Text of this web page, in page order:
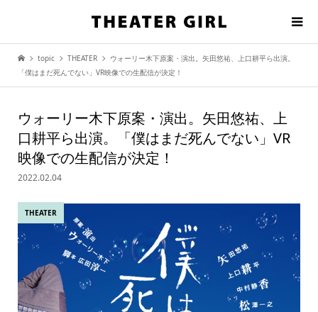
topic THEATER
ウォーリー木下原案・演出。矢田悠祐、上口耕平ら出演。
「僕はまだ死んでない」VR映像での生配信が決定！
ウォーリー木下原案・演出。矢田悠祐、上
口耕平ら出演。「僕はまだ死んでない」VR
映像での生配信が決定！
2022.02.04
THEATER